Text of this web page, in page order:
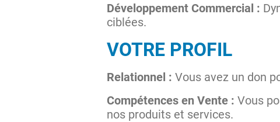
Développement Commercial :
ciblées.
VOTRE PROFIL
Relationnel : Vous avez un don
Compétences en Vente : Vous
nos produits et services.